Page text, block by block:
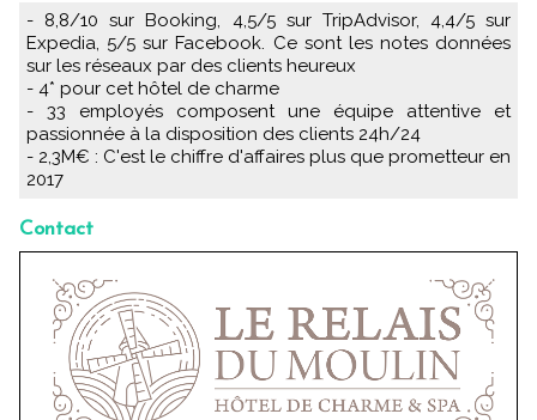
- 8,8/10 sur Booking, 4,5/5 sur TripAdvisor, 4,4/5 sur
Expedia, 5/5 sur Facebook. Ce sont les notes données
sur les réseaux par des clients heureux
- 4* pour cet hôtel de charme
- 33 employés composent une équipe attentive et
passionnée à la disposition des clients 24h/24
- 2,3M€ : C'est le chiffre d'affaires plus que prometteur en
2017
Contact